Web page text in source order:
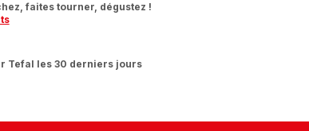
faites tourner, dégustez !
Tefal les 30 derniers jours